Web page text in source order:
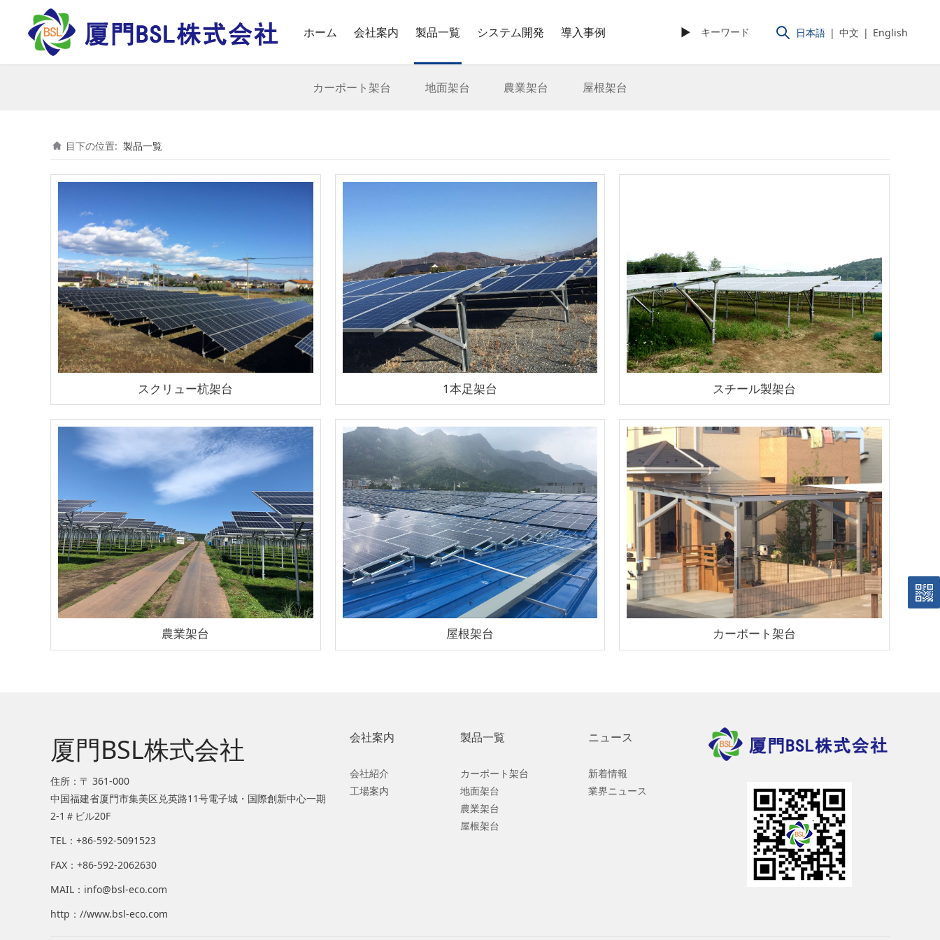
日本語 | 中文 | English
ホーム 会社案内 製品一覧 システム開発 導入事例 ►
カーポート架台 地面架台 農業架台 屋根架台
目下の位置: 製品一覧
スクリュー杭架台 1本足架台 スチール製架台
農業架台 屋根架台 カーポート架台
厦門BSL株式会社
住所：〒 361-000
中国福建省厦門市集美区兑英路11号電子城・国際創新中心一期
2-1＃ビル20F
TEL：+86-592-5091523
FAX： +86-592-2062630
MAIL：info@bsl-eco.com
http：//www.bsl-eco.com
会社案内
会社紹介
工場案内
製品一覧
カーポート架台
地面架台
農業架台
屋根架台
ニュース
新着情報
業界ニュース